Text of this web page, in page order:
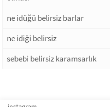
ne idüğü belirsiz barlar
ne idiği belirsiz
sebebi belirsiz karamsarlık